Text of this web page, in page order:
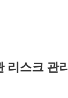
리스크 관리